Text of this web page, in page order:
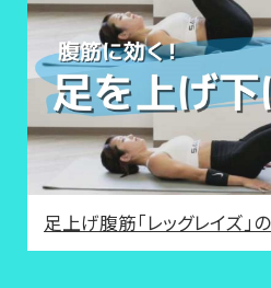
足上げ腹筋「レッグレイズ」